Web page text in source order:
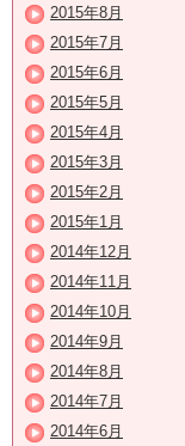
2015年8月
2015年7月
2015年6月
2015年5月
2015年4月
2015年3月
2015年2月
2015年1月
2014年12月
2014年11月
2014年10月
2014年9月
2014年8月
2014年7月
2014年6月